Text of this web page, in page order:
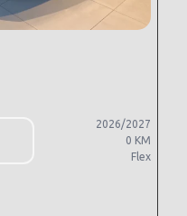
2026/2027
0 KM
Flex